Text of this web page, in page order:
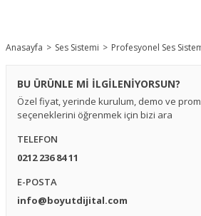
Anasayfa Ses Sistemi Profesyonel Ses
BU ÜRÜNLE Mİ İLGİLENİYORSUN?
Özel fiyat, yerinde kurulum, demo ve
seçeneklerini öğrenmek için bizi ara
TELEFON
0212 236 84 11
E-POSTA
info@boyutdijital.com